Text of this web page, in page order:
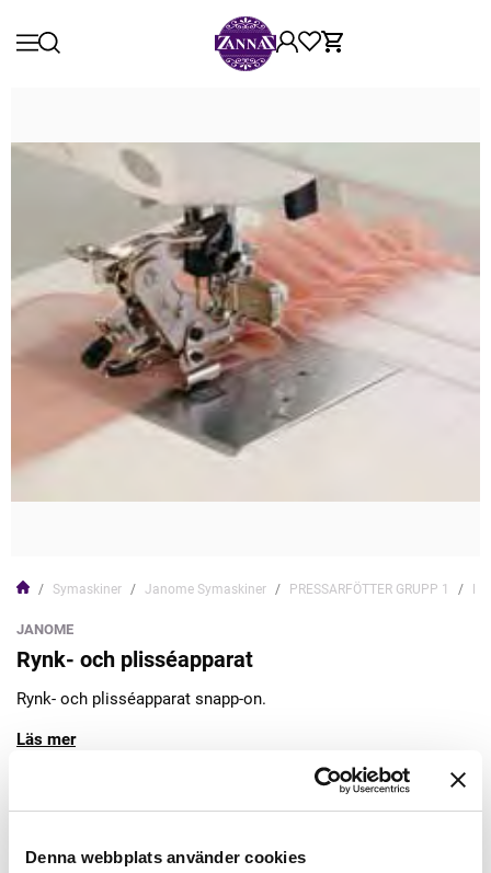
Denna webbplats använder cookies
Symaskiner Janome Symaskiner PRESSARFÖTTER GRUPP 1
JANOME
Rynk- och plisséapparat
Rynk- och plisséapparat snapp-on.
Läs mer
Lägg till varukorgen